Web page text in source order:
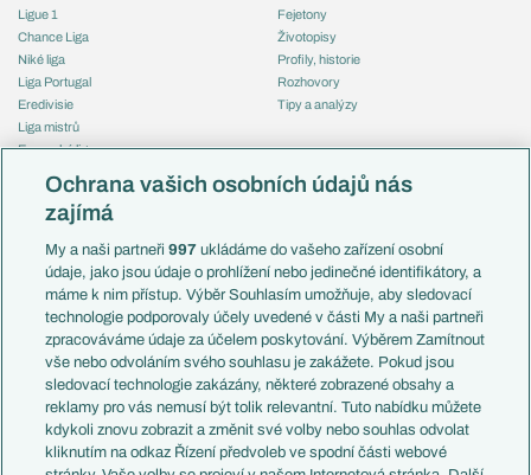
Ligue 1
Chance Liga
Niké liga
Liga Portugal
Eredivisie
Liga mistrů
Evropská liga
Mistrovství světa
Liga národů
Témata
Představení týmů MS
EuroSkauting
PL v kostce
Evropské koeficienty
Přestupy
Přestupové spekulace
Zranění
Fejetony
Životopisy
Profily, historie
Rozhovory
Tipy a analýzy
Česko
Francie
Itálie
Německo
Španělsko
Argentina
Brazílie
Přestupy
Zápasy
Livescore
Ochrana vašich osobních údajů nás
zajímá
My a naši partneři997 ukládáme do vašeho zařízení osobní
údaje, jako jsou údaje o prohlížení nebo jedinečné identifikátory, a
máme k nim přístup. Výběr Souhlasím umožňuje, aby sledovací
technologie podporovaly účely uvedené v části My a naši partneři
zpracováváme údaje za účelem poskytování. Výběrem Zamítnout
vše nebo odvoláním svého souhlasu je zakážete. Pokud jsou
sledovací technologie zakázány, některé zobrazené obsahy a
reklamy pro vás nemusí být tolik relevantní. Tuto nabídku můžete
kdykoli znovu zobrazit a změnit své volby nebo souhlas odvolat
kliknutím na odkaz Řízení předvoleb ve spodní části webové